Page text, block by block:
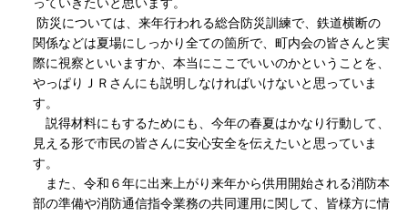
防災については、来年行われる総合防災訓練で、鉄道横断の
関係などは夏場にしっかり全ての箇所で、町内会の皆さんと実
際に視察といいますか、本当にここでいいのかということを、
やっぱりＪＲさんにも説明しなければいけないと思っていま
す。
説得材料にもするためにも、今年の春夏はかなり行動して、
見える形で市民の皆さんに安心安全を伝えたいと思っていま
す。
また、令和６年に出来上がり来年から供用開始される消防本
部の準備や消防通信指令業務の共同運用に関して、皆様方に情